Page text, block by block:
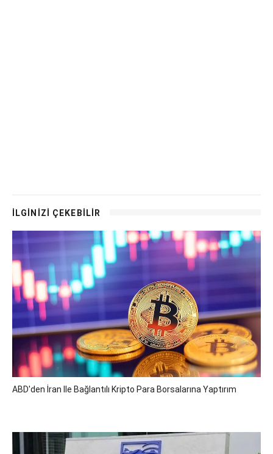
İLGİNİZİ ÇEKEBİLİR
ABD'den İran Ile Bağlantılı Kripto Para Borsalarına Yaptırım